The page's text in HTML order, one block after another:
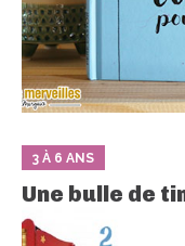
3 À 6 ANS
Une bulle de